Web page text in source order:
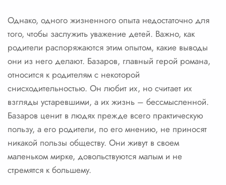
Однако, одного жизненного опыта недостаточно для
того, чтобы заслужить уважение детей. Важно, как
родители распоряжаются этим опытом, какие выводы
они из него делают. Базаров, главный герой романа,
относится к родителям с некоторой
снисходительностью. Он любит их, но считает их
взгляды устаревшими, а их жизнь – бессмысленной.
Базаров ценит в людях прежде всего практическую
пользу, а его родители, по его мнению, не приносят
никакой пользы обществу. Они живут в своем
маленьком мирке, довольствуются малым и не
стремятся к большему.